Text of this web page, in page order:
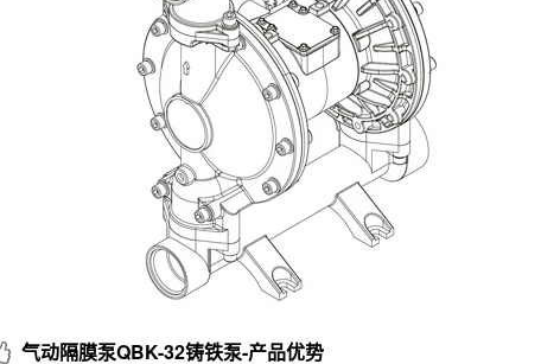
气动隔膜泵QBK-32铸铁泵-型号意义